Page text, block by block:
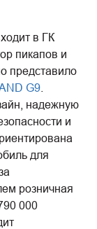
в ГК
пикапов и
представило
G9
надежную
и
для
розничная
000